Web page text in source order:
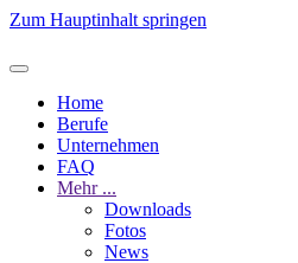
Zum Hauptinhalt springen
Home
Berufe
Unternehmen
FAQ
Mehr ...
Downloads
Fotos
News